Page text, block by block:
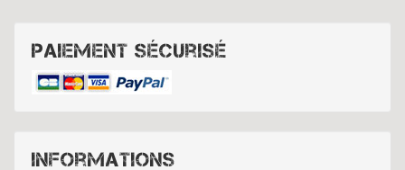
Paiement sécurisé
Informations